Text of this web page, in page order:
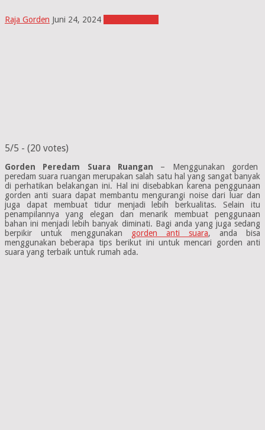
Raja Gorden Juni 24, 2024
5/5 - (20 votes)
Gorden Peredam Suara Ruangan – Menggunakan gorden
peredam suara ruangan merupakan salah satu hal yang sangat banyak
di perhatikan belakangan ini. Hal ini disebabkan karena penggunaan
gorden anti suara dapat membantu mengurangi noise dari luar dan
juga dapat membuat tidur menjadi lebih berkualitas. Selain itu
penampilannya yang elegan dan menarik membuat penggunaan
bahan ini menjadi lebih banyak diminati. Bagi anda yang juga sedang
berpikir untuk menggunakan gorden anti suara, anda bisa
menggunakan beberapa tips berikut ini untuk mencari gorden anti
suara yang terbaik untuk rumah ada.